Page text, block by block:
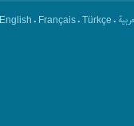
English . Français. Türkçe .